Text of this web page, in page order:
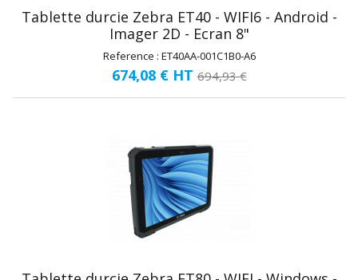
Tablette durcie Zebra ET40 - WIFI6 - Android -
Imager 2D - Ecran 8"
Reference : ET40AA-001C1B0-A6
674,08 € HT 694,93 €